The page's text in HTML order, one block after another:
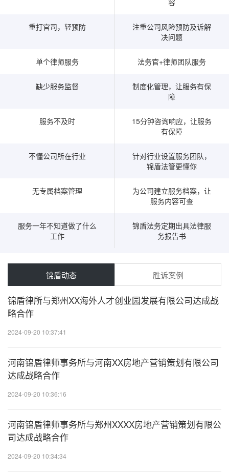
重打官司，轻预防
注重公司风险预防及诉解
决问题
单个律师服务 法务官+律师团队服务
缺少服务监督
制度化管理，让服务有保
障
服务不及时
15分钟咨询响应，让服务
有保障
不懂公司所在行业
针对行业设置服务团队，
锦盾法管更懂你
无专属档案管理
为公司建立服务档案，让
服务内容可查
服务一年不知道做了什么
工作
锦盾法务定期出具法律服
务报告书
锦盾动态 胜诉案例
锦盾律所与郑州XX海外人才创业园发展有限公司达成战
略合作
2024-09-20 10:37:41
河南锦盾律师事务所与河南XX房地产营销策划有限公司
达成战略合作
2024-09-20 10:36:16
河南锦盾律师事务所与郑州XXXX房地产营销策划有限公
司达成战略合作
2024-09-20 10:34:34